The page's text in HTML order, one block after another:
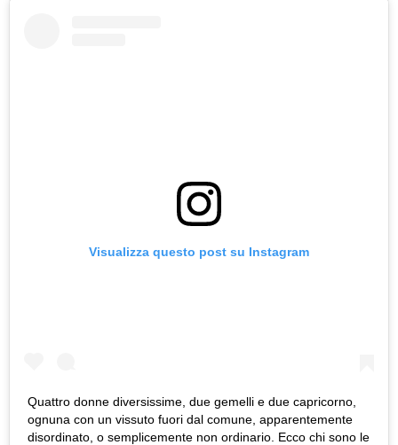
Visualizza questo post su Instagram
Quattro donne diversissime, due gemelli e due capricorno,
ognuna con un vissuto fuori dal comune, apparentemente
disordinato, o semplicemente non ordinario. Ecco chi sono le